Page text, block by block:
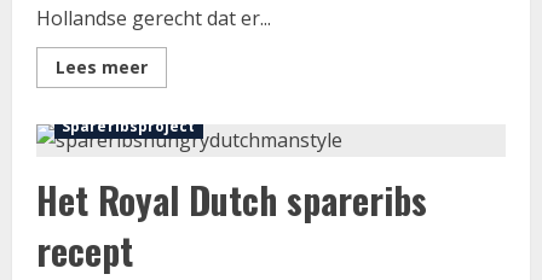
Hollandse gerecht dat er...
Lees meerLees
meer
oerhollandse
erwtensoep
Spareribsproject
Het Royal Dutch spareribs
recept